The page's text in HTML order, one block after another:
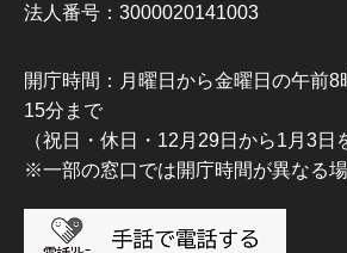
法人番号：3000020141003
開庁時間：月曜日から金曜日の午前
15分まで
（祝日・休日・12月29日から1月3日
※一部の窓口では開庁時間が異なる